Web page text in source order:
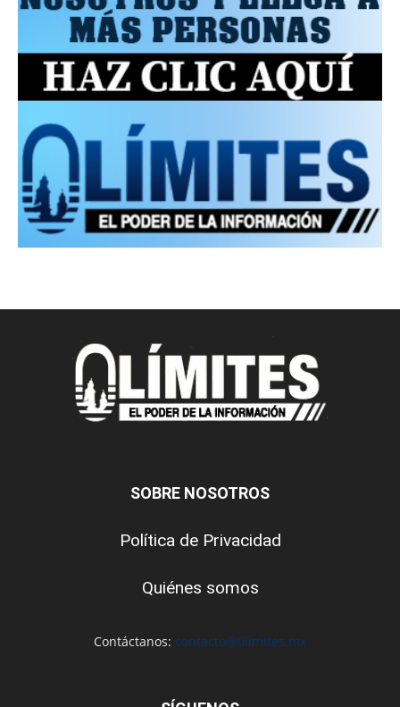
SOBRE NOSOTROS
Política de Privacidad
Quiénes somos
Contáctanos: contacto@0limites.mx